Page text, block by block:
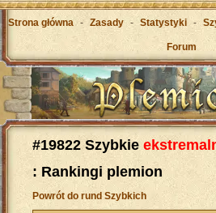
Strona główna - Zasady - Statystyki -
Forum
#19822 Szybkie
: Rankingi plemion
Powrót do rund Szybkich